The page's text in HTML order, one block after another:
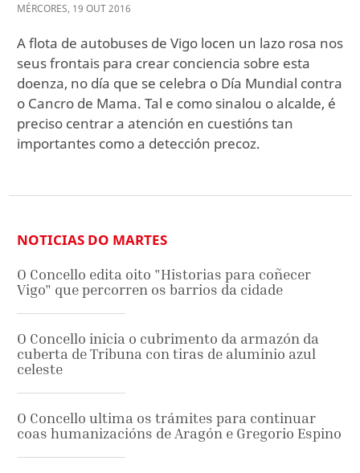
MÉRCORES, 19 OUT2016
A flota de autobuses de Vigo locen un lazo rosa nos
seus frontais para crear conciencia sobre esta
doenza, no día que se celebra o Día Mundial contra
o Cancro de Mama. Tal e como sinalou o alcalde, é
preciso centrar a atención en cuestións tan
importantes como a detección precoz.
NOTICIAS DO MARTES
O Concello edita oito "Historias para coñecer
Vigo" que percorren os barrios da cidade
O Concello inicia o cubrimento da armazón da
cuberta de Tribuna con tiras de aluminio azul
celeste
O Concello ultima os trámites para continuar
coas humanizacións de Aragón e Gregorio Espino